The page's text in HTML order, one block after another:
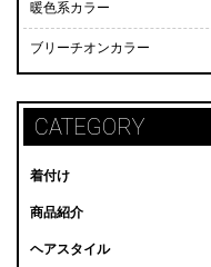
暖色系カラー
ブリーチオンカラー
CATEGORY
着付け
商品紹介
ヘアスタイル